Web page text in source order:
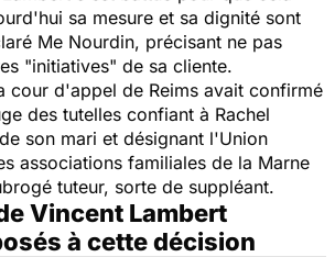
sa mesure et sa dignité sont
Me Nourdin, précisant ne pas
"initiatives" de sa cliente.
cour d'appel de Reims avait confirmé
des tutelles confiant à Rachel
son mari et désignant l'Union
associations familiales de la Marne
tuteur, sorte de suppléant.
Vincent Lambert
à cette décision